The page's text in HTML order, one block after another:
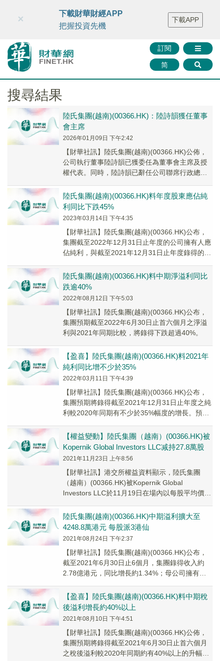
財華智庫網 FINTV FINMETA 財華證券 媒體矩陣
智庫沙龍
聯絡我們
訂閱
简
×
下載財華財經APP
把握投資先機
下載APP
搜尋結果
陸氏集團(越南)(00366.HK)：陸詩韻獲任董事
會主席
2026年01月09日 下午2:42
【財華社訊】陸氏集團(越南)(00366.HK)公佈，
公司執行董事陸詩韻已獲委任為董事會主席及授
權代表。同時，陸詩韻已辭任公司聯席行政總裁
生效。
陸氏集團(越南)(00366.HK)料年度股東應佔純
利同比下跌45%
2023年03月14日 下午4:35
【財華社訊】陸氏集團(越南)(00366.HK)公布，
集團截至2022年12月31日止年度的公司擁有人應
佔純利，與截至2021年12月31日止年度錄得的公
陸氏集團(越南)(00366.HK)料中期淨溢利同比
跌逾40%
2022年08月12日 下午5:03
【財華社訊】陸氏集團(越南)(00366.HK)公布，
集團預期截至2022年6月30日止首六個月之淨溢
利與2021年同期比較，將錄得下跌超過40%。
【盈喜】陸氏集團(越南)(00366.HK)料2021年
純利同比增不少於35%
2022年03月11日 下午4:39
【財華社訊】陸氏集團(越南)(00366.HK)公布，
集團預期將錄得截至2021年12月31日止年度之純
利較2020年同期有不少於35%幅度的增長。預期
【權益變動】陸氏集團（越南）(00366.HK)被
Kopernik Global Investors LLC减持27.8萬股
2021年11月23日 上午8:56
【財華社訊】港交所權益資料顯示，陸氏集團
（越南）(00366.HK)被Kopernik Global
Investors LLC於11月19日在場內以每股平均價
陸氏集團(越南)(00366.HK)中期溢利擴大至
4248.8萬港元 每股派3港仙
2021年08月24日 下午2:37
【財華社訊】陸氏集團(越南)(00366.HK)公布，
截至2021年6月30日止6個月，集團錄得收入約
2.78億港元，同比增長約1.34%；母公司擁有人
【盈喜】陸氏集團(越南)(00366.HK)料中期稅
後溢利增長約40%以上
2021年08月10日 下午4:51
【財華社訊】陸氏集團(越南)(00366.HK)公佈，
集團預期將錄得截至2021年6月30日止首六個月
之稅後溢利較2020年同期約有40%以上的升幅。